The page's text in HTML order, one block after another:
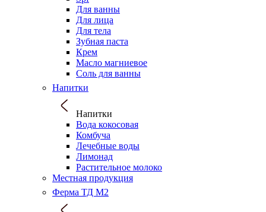
Для ванны
Для лица
Для тела
Зубная паста
Крем
Масло магниевое
Соль для ванны
Напитки
Напитки
Вода кокосовая
Комбуча
Лечебные воды
Лимонад
Растительное молоко
Местная продукция
Ферма ТД М2